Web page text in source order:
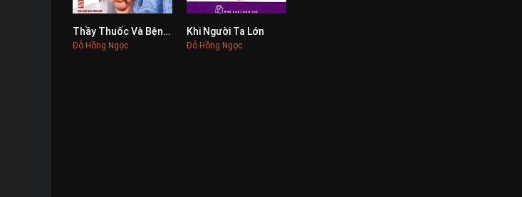
0Thầy Thuốc Và Bệnh Nhân
Đỗ Hồng Ngọc
Khi Người Ta Lớn
Đỗ Hồng Ngọc